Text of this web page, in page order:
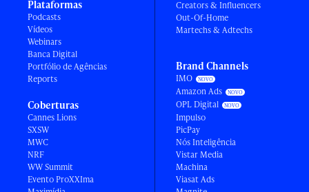
Plataformas
Podcasts
Vídeos
Webinars
Banca Digital
Portfólio de Agências
Reports
Coberturas
Cannes Lions
SXSW
MWC
NRF
WW Summit
Evento ProXXIma
Creators & Influencers
Out-Of-Home
Martechs & Adtechs
Brand Channels
IMO
Amazon Ads
OPL Digital
Impulso
PicPay
Nós Inteligência
Vistar Media
Machina
Viasat Ads